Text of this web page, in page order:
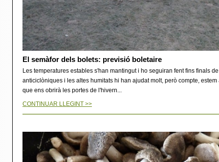
El semàfor dels bolets: previsió boletaire
Les temperatures estables s'han mantingut i ho seguiran fent fins finals
anticiclòniques i les altes humitats hi han ajudat molt, però compte,
que ens obrirà les portes de l'hivern...
CONTINUAR LLEGINT >>